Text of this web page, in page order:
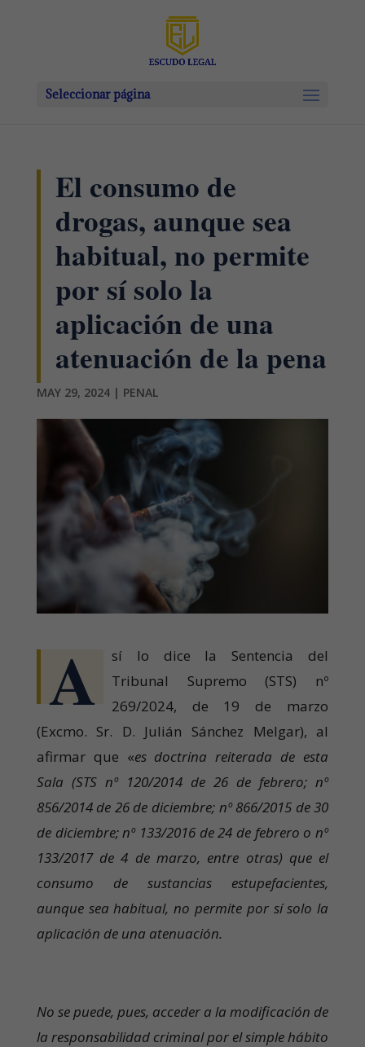
Seleccionar página
El consumo de
drogas, aunque sea
habitual, no permite
por sí solo la
aplicación de una
atenuación de la pena
MAY 29, 2024| PENAL
A
sí lo dice la Sentencia del
Tribunal Supremo (STS) nº
269/2024, de 19 de marzo
(Excmo. Sr. D. Julián Sánchez Melgar), al
afirmar que «es doctrina reiterada de esta
Sala (STS nº 120/2014 de 26 de febrero; nº
856/2014 de 26 de diciembre; nº 866/2015 de 30
de diciembre; nº 133/2016 de 24 de febrero o nº
133/2017 de 4 de marzo, entre otras) que el
consumo de sustancias estupefacientes,
aunque sea habitual, no permite por sí solo la
aplicación de una atenuación.
No se puede, pues, acceder a la modificación de
la responsabilidad criminal por el simple hábito